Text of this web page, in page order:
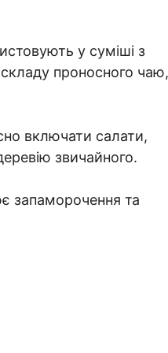
у суміші з
проносного чаю,
включати салати,
звичайного.
запаморочення та